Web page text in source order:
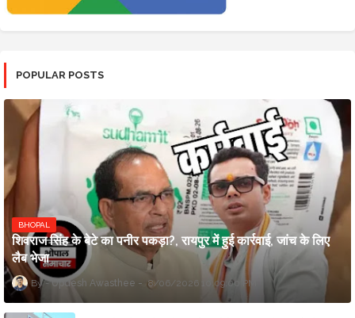
POPULAR POSTS
BHOPAL
शिवराज सिंह के बेटे का पनीर पकड़ा?, रायपुर में हुई कार्रवाई, जांच के लिए
लैब भेजा
Updesh Awasthee 8/06/2026 10:09:00 PM